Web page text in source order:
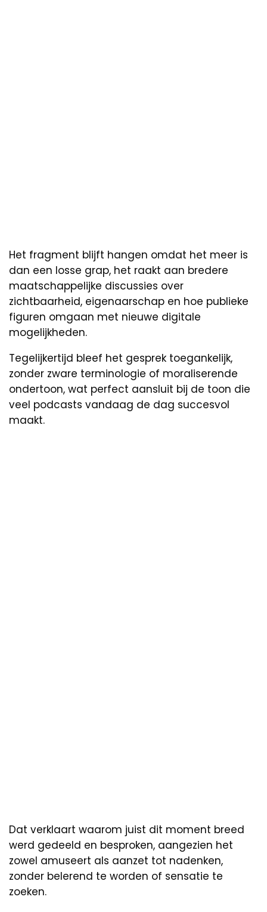
Het fragment blijft hangen omdat het meer is
dan een losse grap, het raakt aan bredere
maatschappelijke discussies over
zichtbaarheid, eigenaarschap en hoe publieke
figuren omgaan met nieuwe digitale
mogelijkheden.
Tegelijkertijd bleef het gesprek toegankelijk,
zonder zware terminologie of moraliserende
ondertoon, wat perfect aansluit bij de toon die
veel podcasts vandaag de dag succesvol
maakt.
Dat verklaart waarom juist dit moment breed
werd gedeeld en besproken, aangezien het
zowel amuseert als aanzet tot nadenken,
zonder belerend te worden of sensatie te
zoeken.